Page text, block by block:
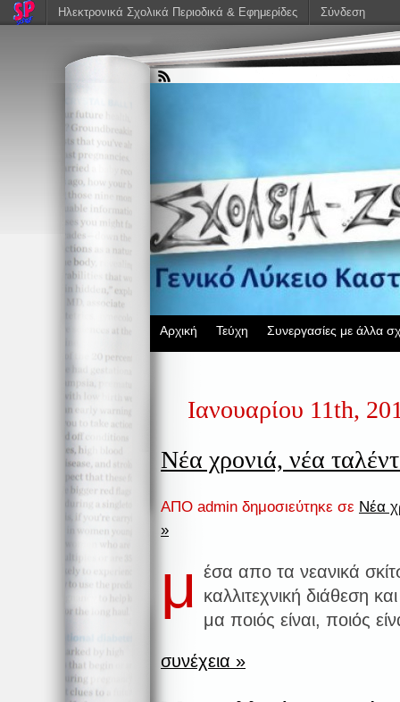
Αρχική Τεύχη Συνεργασίες με άλλα
Ιανουαρίου 11th,
Νέα χρονιά, νέα
ΑΠΟ admin δημοσιεύτηκε σε Νέα
»
μ
έσα απο τα νεανικά
καλλιτεχνική διάθεση
μα ποιός είναι, ποιός
συνέχεια »
Ηλεκτρονικά Σχολικά Περιοδικά & Εφημερίδες Σύνδεση